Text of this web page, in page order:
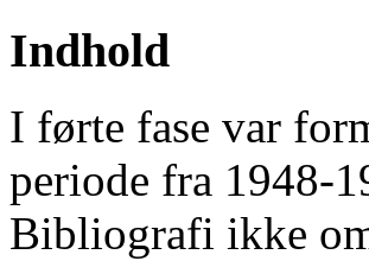
Indhold
I førte fase var
periode fra 1948-
Bibliografi ikke